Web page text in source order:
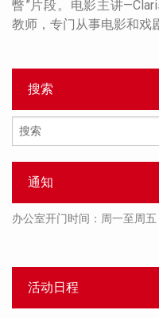
瞥”片段。电影主讲
教师，专门从事电影和戏
搜索
通知
办公室开门时间：周一至周
活动日程